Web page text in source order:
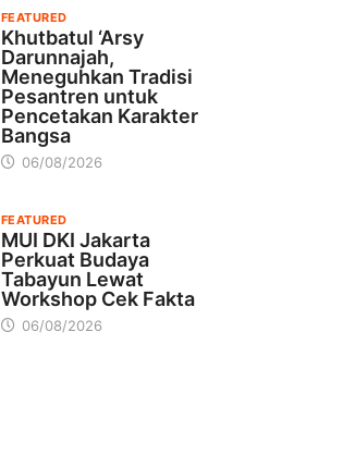
FEATURED
Khutbatul ‘Arsy
Darunnajah,
Meneguhkan Tradisi
Pesantren untuk
Pencetakan Karakter
Bangsa
06/08/2026
FEATURED
MUI DKI Jakarta
Perkuat Budaya
Tabayun Lewat
Workshop Cek Fakta
06/08/2026